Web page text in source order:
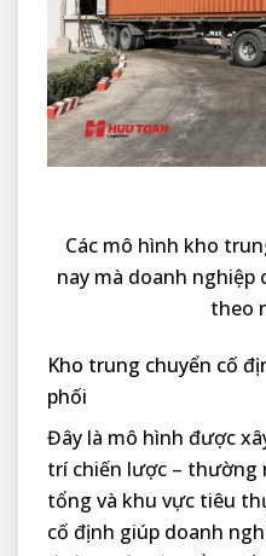
Các mô hình kho
nay mà doanh
theo
Kho trung chuyển cố
phối
Đây là mô hình được
trí chiến lược – thường
tổng và khu vực tiêu
cố định giúp doanh